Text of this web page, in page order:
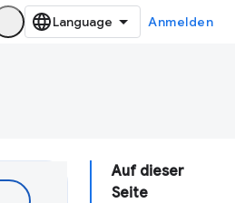
Anmelden
Auf dieser
Seite